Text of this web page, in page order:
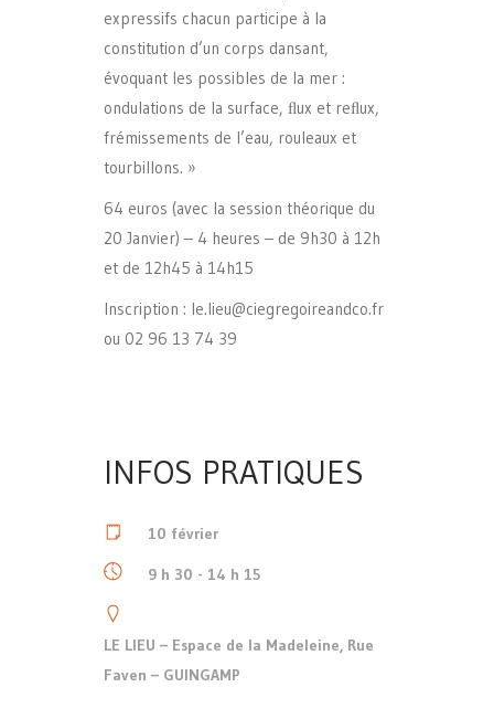
expressifs chacun participe à la
constitution d’un corps dansant,
évoquant les possibles de la mer :
ondulations de la surface, ﬂux et reﬂux,
frémissements de l’eau, rouleaux et
tourbillons. »
64 euros (avec la session théorique du
20 Janvier) – 4 heures – de 9h30 à 12h
et de 12h45 à 14h15
Inscription : le.lieu@ciegregoireandco.fr
ou 02 96 13 74 39
INFOS PRATIQUES
10 février
9 h 30 - 14 h 15
LE LIEU – Espace de la Madeleine, Rue
Faven – GUINGAMP